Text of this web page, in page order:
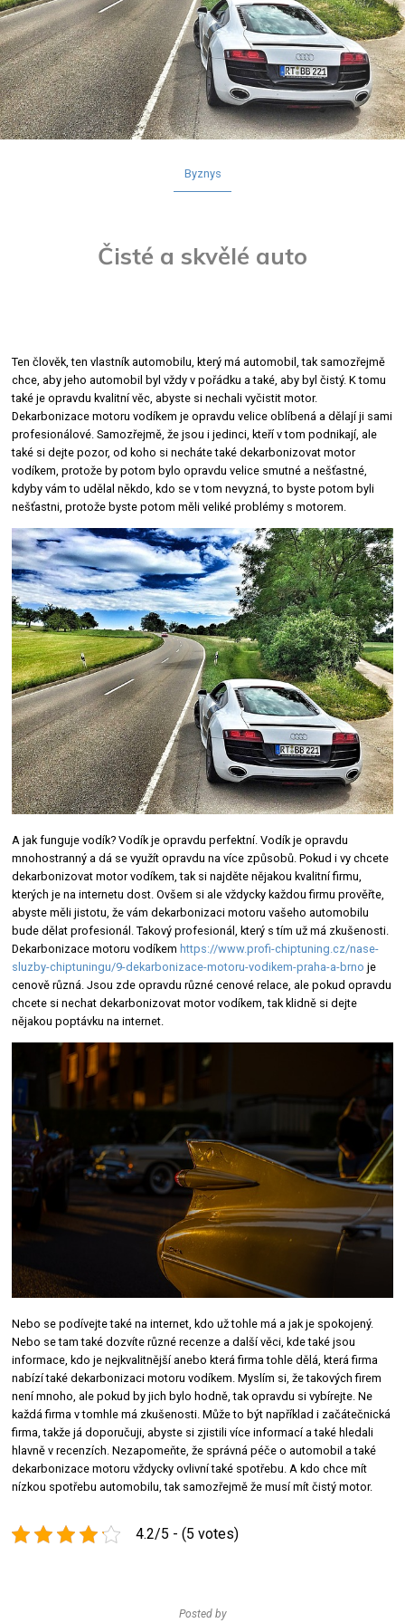
Byznys
Čisté a skvělé auto
Ten člověk, ten vlastník automobilu, který má automobil, tak samozřejmě
chce, aby jeho automobil byl vždy v pořádku a také, aby byl čistý. K tomu
také je opravdu kvalitní věc, abyste si nechali vyčistit motor.
Dekarbonizace motoru vodíkem je opravdu velice oblíbená a dělají ji sami
profesionálové. Samozřejmě, že jsou i jedinci, kteří v tom podnikají, ale
také si dejte pozor, od koho si necháte také dekarbonizovat motor
vodíkem, protože by potom bylo opravdu velice smutné a nešťastné,
kdyby vám to udělal někdo, kdo se v tom nevyzná, to byste potom byli
nešťastni, protože byste potom měli veliké problémy s motorem.
A jak funguje vodík? Vodík je opravdu perfektní. Vodík je opravdu
mnohostranný a dá se využít opravdu na více způsobů. Pokud i vy chcete
dekarbonizovat motor vodíkem, tak si najděte nějakou kvalitní firmu,
kterých je na internetu dost. Ovšem si ale vždycky každou firmu prověřte,
abyste měli jistotu, že vám dekarbonizaci motoru vašeho automobilu
bude dělat profesionál. Takový profesionál, který s tím už má zkušenosti.
Dekarbonizace motoru vodíkem https://www.profi-chiptuning.cz/nase-
sluzby-chiptuningu/9-dekarbonizace-motoru-vodikem-praha-a-brno je
cenově různá. Jsou zde opravdu různé cenové relace, ale pokud opravdu
chcete si nechat dekarbonizovat motor vodíkem, tak klidně si dejte
nějakou poptávku na internet.
Nebo se podívejte také na internet, kdo už tohle má a jak je spokojený.
Nebo se tam také dozvíte různé recenze a další věci, kde také jsou
informace, kdo je nejkvalitnější anebo která firma tohle dělá, která firma
nabízí také dekarbonizaci motoru vodíkem. Myslím si, že takových firem
není mnoho, ale pokud by jich bylo hodně, tak opravdu si vybírejte. Ne
každá firma v tomhle má zkušenosti. Může to být například i začátečnická
firma, takže já doporučuji, abyste si zjistili více informací a také hledali
hlavně v recenzích. Nezapomeňte, že správná péče o automobil a také
dekarbonizace motoru vždycky ovlivní také spotřebu. A kdo chce mít
nízkou spotřebu automobilu, tak samozřejmě že musí mít čistý motor.
4.2/5 - (5 votes)
Posted by